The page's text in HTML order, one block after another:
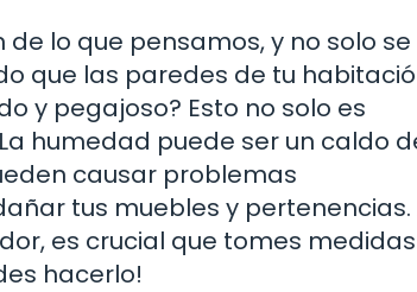
lo que pensamos, y no solo se
que las paredes de tu
y pegajoso? Esto no solo es
humedad puede ser un caldo
causar problemas
tus muebles y pertenencias.
es crucial que tomes medidas
hacerlo!